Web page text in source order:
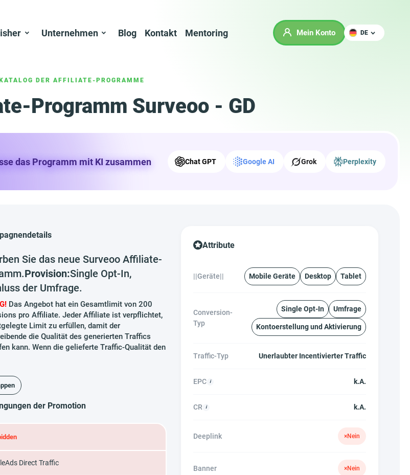
Unternehmen Blog Kontakt Mentoring Mein Konto DE
KATALOG DER AFFILIATE-PROGRAMME
Programm Surveoo - GD
das Programm mit KI zusammen Chat GPT Google AI Grok Perplexity
Sie das neue Surveoo Affiliate-
Provision:Single Opt-In,
der Umfrage.
Das Angebot hat ein Gesamtlimit von 200
pro Affiliate. Jeder Affiliate ist verpflichtet,
Limit zu erfüllen, damit der
die Qualität des generierten Traffics
kann. Wenn die gelieferte Traffic-Qualität den
der Promotion
Direct Traffic
Attribute
||Geräte|| Mobile Geräte Desktop Tablet
Conversion-
Typ
Single Opt-In Umfrage
Kontoerstellung und Aktivierung
Traffic-Typ Unerlaubter Incentivierter Traffic
EPC k.A.
CR k.A.
Deeplink ×Nein
Banner ×Nein